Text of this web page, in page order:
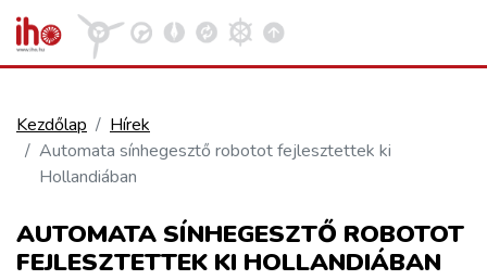
VASÚT
KÖZÚT
Kezdőlap
Hírek
Automata sínhegesztő robotot fejlesztettek ki
Hollandiában
AUTOMATA SÍNHEGESZTŐ ROBOTOT
FEJLESZTETTEK KI HOLLANDIÁBAN